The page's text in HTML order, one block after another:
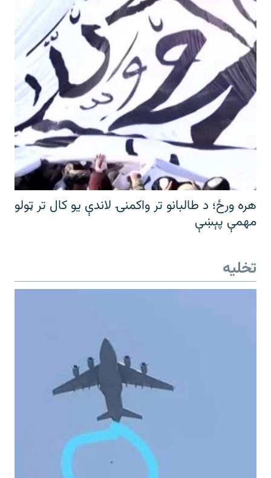
هره ورځ؛ د طالبانو تر واکمنۍ لاندې یو کال تر ټولو
مهمې پېښې
تخلیه